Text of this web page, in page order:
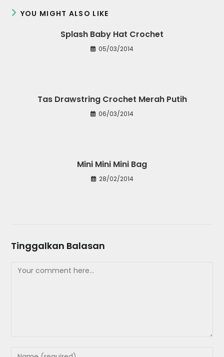
YOU MIGHT ALSO LIKE
Splash Baby Hat Crochet
05/03/2014
Tas Drawstring Crochet Merah Putih
06/03/2014
Mini Mini Mini Bag
28/02/2014
Tinggalkan Balasan